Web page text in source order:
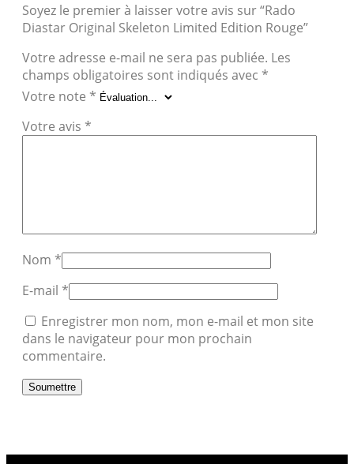
Soyez le premier à laisser votre avis sur “Rado
Diastar Original Skeleton Limited Edition Rouge”
Votre adresse e-mail ne sera pas publiée. Les
champs obligatoires sont indiqués avec *
Votre note *
Votre avis *
Nom *
E-mail *
Enregistrer mon nom, mon e-mail et mon site
dans le navigateur pour mon prochain
commentaire.